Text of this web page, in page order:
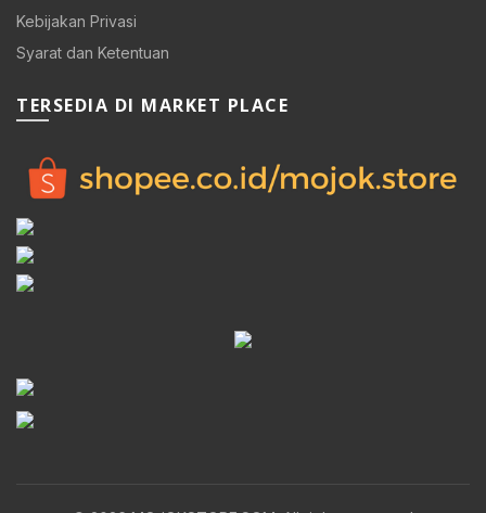
Kebijakan Privasi
Syarat dan Ketentuan
TERSEDIA DI MARKET PLACE